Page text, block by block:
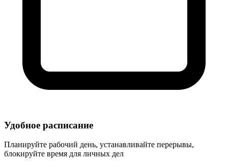
Удобное расписание
Планируйте рабочий день, устанавливайте перерывы,
блокируйте время для личных дел